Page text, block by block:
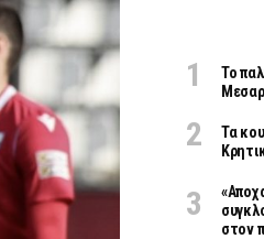
Το
Τα
στον